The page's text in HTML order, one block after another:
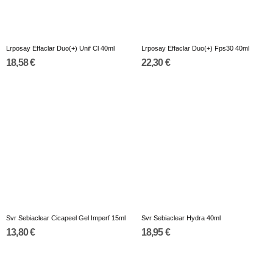
Lrposay Effaclar Duo(+) Unif Cl 40ml
18,58 €
Lrposay Effaclar Duo(+) Fps30 40ml
22,30 €
Svr Sebiaclear Cicapeel Gel Imperf 15ml
13,80 €
Svr Sebiaclear Hydra 40ml
18,95 €